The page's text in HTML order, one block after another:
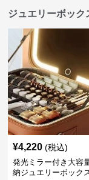
ジュエリーボック
¥4,220 (税込)
発光ミラー付き大容
納ジュエリーボック